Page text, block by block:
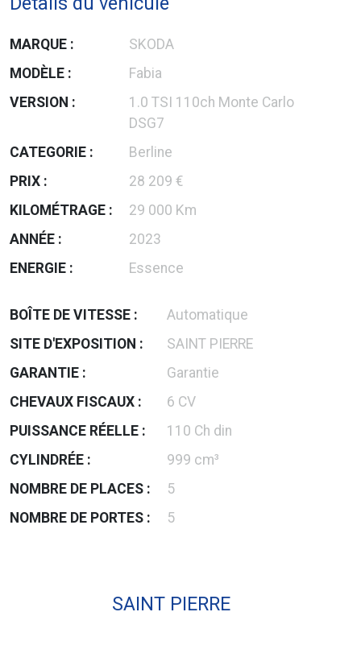
MARQUE :
SKODA
MODÈLE :
Fabia
VERSION :
1.0 TSI 110ch Monte Carlo
DSG7
CATEGORIE :
Berline
PRIX :
28 209 €
KILOMÉTRAGE :
29 000 Km
ANNÉE :
2023
ENERGIE :
Essence
BOÎTE DE VITESSE :
Automatique
SITE D'EXPOSITION :
SAINT PIERRE
GARANTIE :
Garantie
CHEVAUX FISCAUX :
6 CV
PUISSANCE RÉELLE :
110 Ch din
CYLINDRÉE :
999 cm³
NOMBRE DE PLACES :
5
NOMBRE DE PORTES :
5
SAINT PIERRE